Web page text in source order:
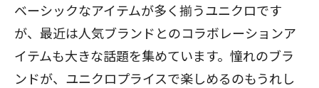
ベーシックなアイテムが多く揃うユニクロです
が、最近は人気ブランドとのコラボレーションア
イテムも大きな話題を集めています。憧れのブラ
ンドが、ユニクロプライスで楽しめるのもうれし